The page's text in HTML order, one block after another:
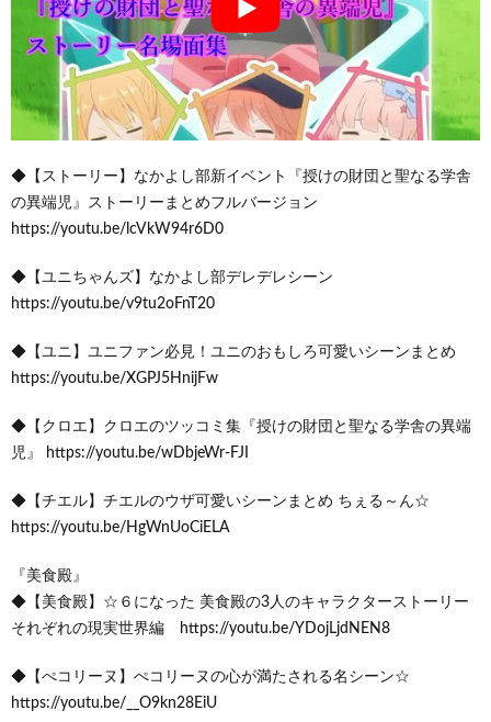
◆【ストーリー】なかよし部新イベント『授けの財団と聖なる学舎
の異端児』ストーリーまとめフルバージョン
https://youtu.be/lcVkW94r6D0
◆【ユニちゃんズ】なかよし部デレデレシーン
https://youtu.be/v9tu2oFnT20
◆【ユニ】ユニファン必見！ユニのおもしろ可愛いシーンまとめ
https://youtu.be/XGPJ5HnijFw
◆【クロエ】クロエのツッコミ集『授けの財団と聖なる学舎の異端
児』 https://youtu.be/wDbjeWr-FJI
◆【チエル】チエルのウザ可愛いシーンまとめ ちぇる～ん☆
https://youtu.be/HgWnUoCiELA
『美食殿』
◆【美食殿】☆６になった 美食殿の3人のキャラクターストーリー
それぞれの現実世界編 https://youtu.be/YDojLjdNEN8
◆【ぺコリーヌ】ぺコリーヌの心が満たされる名シーン☆
https://youtu.be/__O9kn28EiU